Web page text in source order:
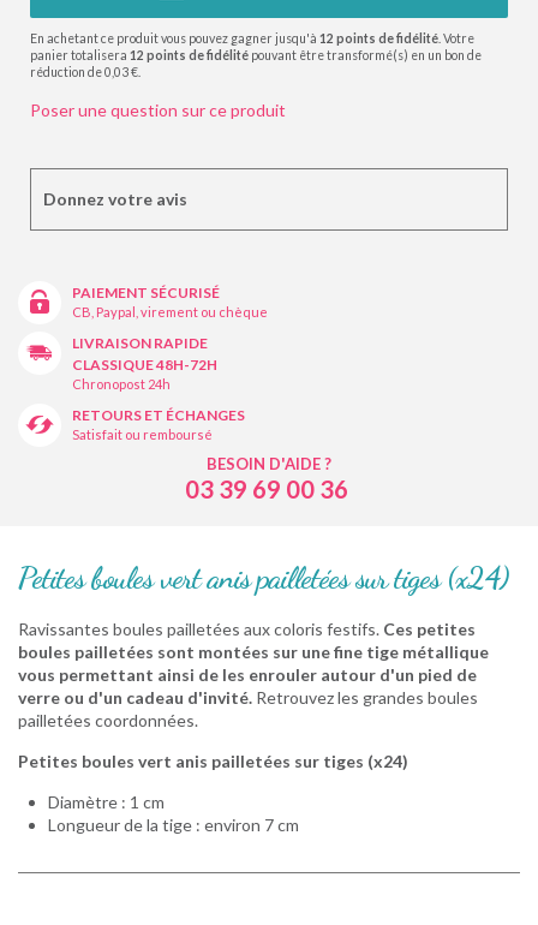
En achetant ce produit vous pouvez gagner jusqu'à 12 points de fidélité . Votre
panier totalisera 12 points de fidélité pouvant être transformé(s) en un bon de
réduction de0,03 €
Poser une question sur ce produit
Donnez votre avis
PAIEMENT SÉCURISÉ
CB, Paypal, virement ou chèque
LIVRAISON RAPIDE
CLASSIQUE 48H-72H
Chronopost 24h
RETOURS ET ÉCHANGES
Satisfait ou remboursé
BESOIN D'AIDE ?
03 39 69 00 36
Petites boules vert anis pailletées sur tiges (x24)
Ravissantes boules pailletées aux coloris festifs. Ces petites
boules pailletées sont montées sur une fine tige métallique
vous permettant ainsi de les enrouler autour d'un pied de
verre ou d'un cadeau d'invité. Retrouvez les grandes boules
pailletées coordonnées.
Petites boules vert anis pailletées sur tiges (x24)
Diamètre : 1 cm
Longueur de la tige : environ 7 cm